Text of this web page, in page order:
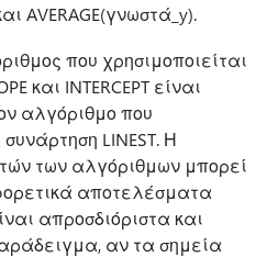
AVERAGE(γνωστά_y).
που χρησιμοποιείται
και INTERCEPT είναι
αλγόριθμο που
LINEST. Η
των αλγόριθμων μπορεί
αποτελέσματα
απροσδιόριστα και
αν τα σημεία